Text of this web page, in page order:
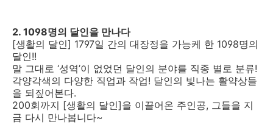
2. 1098명의 달인을 만나다
[생활의 달인] 1797일 간의 대장정을 가능케 한 1098명의
달인!!
말 그대로 ‘성역’이 없었던 달인의 분야를 직종 별로 분류!
각양각색의 다양한 직업과 작업! 달인의 빛나는 활약상들
을 되짚어본다.
200회까지 [생활의 달인]을 이끌어온 주인공, 그들을 지
금 다시 만나봅니다~